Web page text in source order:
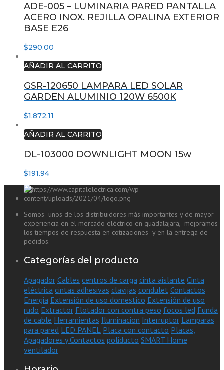
ADE-005 – LUMINARIA PARED PANTALLA
ACERO INOX. REJILLA OPALINA EXTERIOR
BASE E26
$290.00
AÑADIR AL CARRITO
GSR-120650 LAMPARA LED SOLAR
GARDEN ALUMINIO 120W 6500K
$1,872.11
AÑADIR AL CARRITO
DL-103000 DOWNLIGHT MOON 15w
$191.94
Somos unos de los distribuidores más importantes y de mayor
experiencia en el mercado eléctrico en guadalajara, mejoramos
los tiempos de respuesta en cotizaciones y en la entrega de
pedidos.
Categorías del producto
Apagador Cables centros de carga cinta aislante Cinta
eléctrica cintas adhesivas clavijas condulet Contactos
Energia Extensión de uso domestico Extensión de uso
rudo Extractor Flotador con contra peso focos led Funda
de cable Herramientas Iluminacion Interruptor Lamparas
para pared LED PANEL Placa con contacto Placas,
Apagadores y Contactos poliducto SMART Home
ventilador